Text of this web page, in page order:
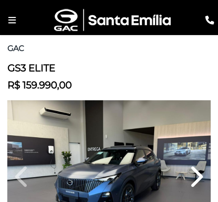
GAC
GS3 ELITE
R$ 159.990,00
Previous Next